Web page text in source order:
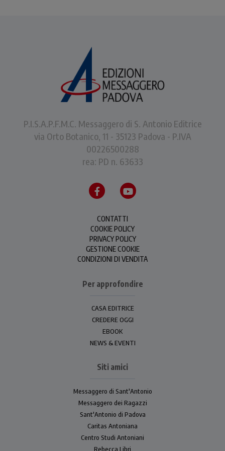
P.I.S.A.P.F.M.C. Messaggero di S. Antonio Editrice
via Orto Botanico, 11 - 35123 Padova - P.IVA
00226500288
rea: PD n. 63633
CONTATTI
COOKIE POLICY
PRIVACY POLICY
GESTIONE COOKIE
CONDIZIONI DI VENDITA
Per approfondire
CASA EDITRICE
CREDERE OGGI
EBOOK
NEWS & EVENTI
Siti amici
Messaggero di Sant'Antonio
Messaggero dei Ragazzi
Sant'Antonio di Padova
Caritas Antoniana
Centro Studi Antoniani
Rebecca Libri